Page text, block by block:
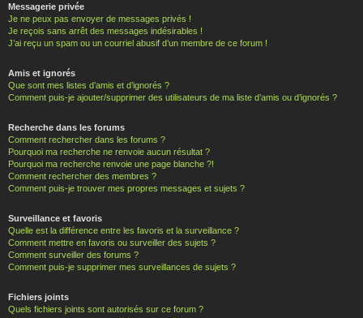
Messagerie privée
Je ne peux pas envoyer de messages privés !
Je reçois sans arrêt des messages indésirables !
J’ai reçu un spam ou un courriel abusif d’un membre de ce forum !
Amis et ignorés
Que sont mes listes d’amis et d’ignorés ?
Comment puis-je ajouter/supprimer des utilisateurs de ma liste d’amis ou d’ignorés ?
Recherche dans les forums
Comment rechercher dans les forums ?
Pourquoi ma recherche ne renvoie aucun résultat ?
Pourquoi ma recherche renvoie une page blanche ?!
Comment rechercher des membres ?
Comment puis-je trouver mes propres messages et sujets ?
Surveillance et favoris
Quelle est la différence entre les favoris et la surveillance ?
Comment mettre en favoris ou surveiller des sujets ?
Comment surveiller des forums ?
Comment puis-je supprimer mes surveillances de sujets ?
Fichiers joints
Quels fichiers joints sont autorisés sur ce forum ?